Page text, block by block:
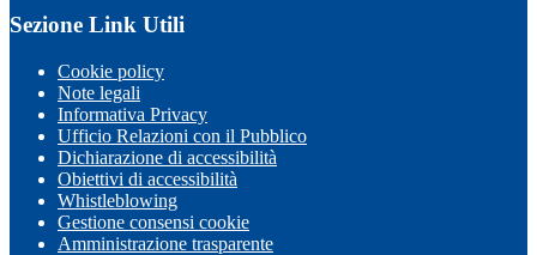
Sezione Link Utili
Cookie policy
Note legali
Informativa Privacy
Ufficio Relazioni con il Pubblico
Dichiarazione di accessibilità
Obiettivi di accessibilità
Whistleblowing
Gestione consensi cookie
Amministrazione trasparente